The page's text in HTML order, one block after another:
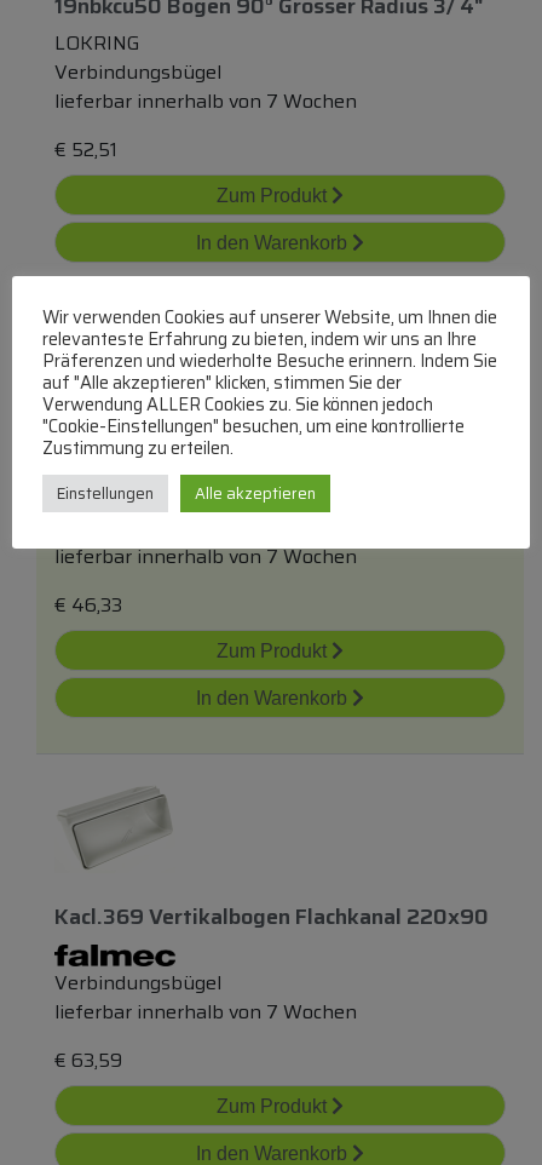
LOKRING
Verbindungsbügel
lieferbar innerhalb von 7 Wochen
€ 52,51
Zum Produkt
In den Warenkorb
16nbkcu50 90°-Bogen Grosser Radius 5/ 8"
LOKRING
lieferbar innerhalb von 7 Wochen
€ 46,33
Zum Produkt
In den Warenkorb
Kacl.369 Vertikalbogen Flachkanal 220x90
Verbindungsbügel
lieferbar innerhalb von 7 Wochen
€ 63,59
Zum Produkt
In den Warenkorb
Wir verwenden Cookies auf unserer Website, um Ihnen die
relevanteste Erfahrung zu bieten, indem wir uns an Ihre
Präferenzen und wiederholte Besuche erinnern. Indem Sie
auf "Alle akzeptieren" klicken, stimmen Sie der
Verwendung ALLER Cookies zu. Sie können jedoch
"Cookie-Einstellungen" besuchen, um eine kontrollierte
Zustimmung zu erteilen.
Einstellungen Alle akzeptieren